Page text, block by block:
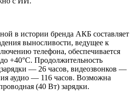
в истории бренда АКБ составляет
выносливости, ведущее к
телефона, обеспечивается
+40°C. Продолжительность
— 26 часов, видеозвонков —
аудио — 116 часов. Возможна
(40 Вт) зарядки.